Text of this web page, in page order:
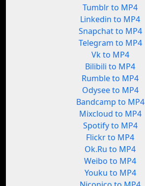
Tumblr to MP4
Linkedin to MP4
Snapchat to MP4
Telegram to MP4
Vk to MP4
Bilibili to MP4
Rumble to MP4
Odysee to MP4
Bandcamp to MP4
Mixcloud to MP4
Spotify to MP4
Flickr to MP4
Ok.Ru to MP4
Weibo to MP4
Youku to MP4